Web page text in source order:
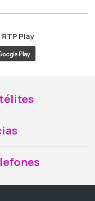
RTP Play